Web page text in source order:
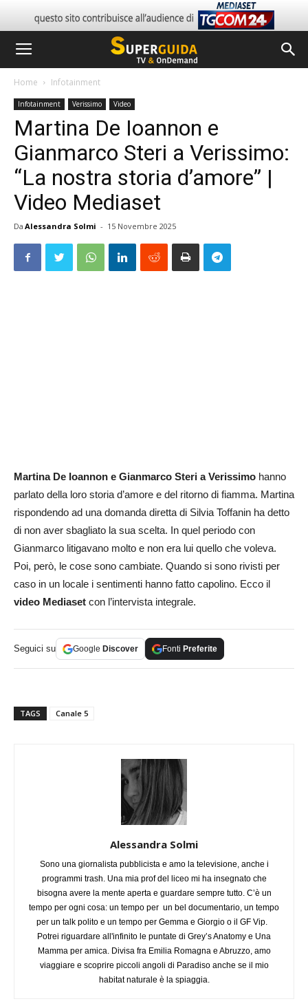
Home Infotainment
Infotainment Verissimo Video
Martina De Ioannon e
Gianmarco Steri a Verissimo:
“La nostra storia d’amore” |
Video Mediaset
Da Alessandra Solmi - 15 Novembre 2025
Martina De Ioannon e Gianmarco Steri a Verissimo hanno
parlato della loro storia d’amore e del ritorno di fiamma. Martina
rispondendo ad una domanda diretta di Silvia Toffanin ha detto
di non aver sbagliato la sua scelta. In quel periodo con
Gianmarco litigavano molto e non era lui quello che voleva.
Poi, però, le cose sono cambiate. Quando si sono rivisti per
caso in un locale i sentimenti hanno fatto capolino. Ecco il
video Mediaset con l’intervista integrale.
Seguici su Google Discover Fonti Preferite
TAGS Canale 5
Alessandra Solmi
Sono una giornalista pubblicista e amo la televisione, anche i
programmi trash. Una mia prof del liceo mi ha insegnato che
bisogna avere la mente aperta e guardare sempre tutto. C’è un
tempo per ogni cosa: un tempo per un bel documentario, un tempo
per un talk polito e un tempo per Gemma e Giorgio o il GF Vip.
Potrei riguardare all'infinito le puntate di Grey’s Anatomy e Una
Mamma per amica. Divisa fra Emilia Romagna e Abruzzo, amo
viaggiare e scoprire piccoli angoli di Paradiso anche se il mio
habitat naturale è la spiaggia.